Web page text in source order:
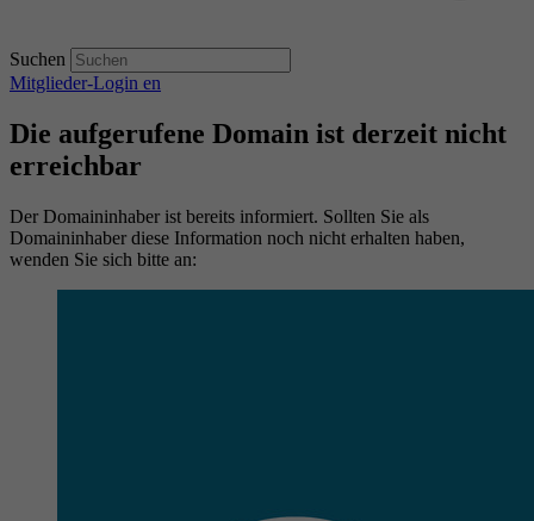
Suchen
Mitglieder-Login en
Die aufgerufene Domain ist derzeit nicht
erreichbar
Der Domaininhaber ist bereits informiert. Sollten Sie als
Domaininhaber diese Information noch nicht erhalten haben,
wenden Sie sich bitte an: